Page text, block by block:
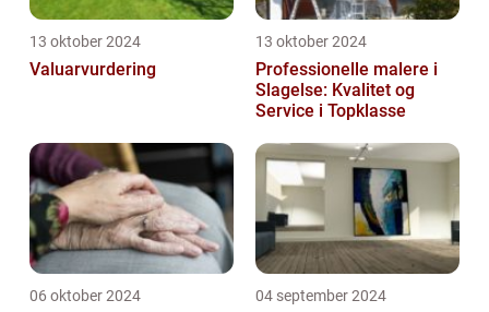
13 oktober 2024
Valuarvurdering
13 oktober 2024
Professionelle malere i
Slagelse: Kvalitet og
Service i Topklasse
06 oktober 2024 04 september 2024